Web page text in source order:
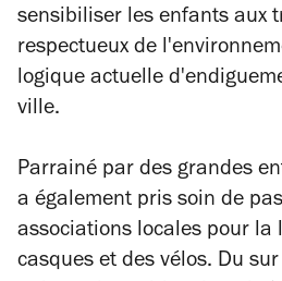
sensibiliser les enfants aux
respectueux de
logique actuelle
ville.
Parrainé par des grandes
a également pris soin de
associations locales pour la
casques et des vélos. Du